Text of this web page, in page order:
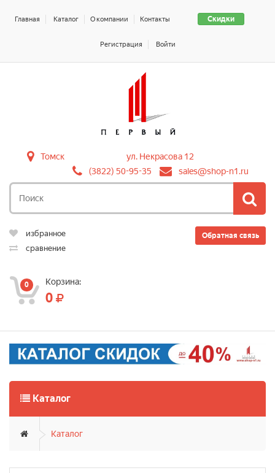
Скидки
Главная Каталог О компании Контакты
Регистрация Войти
Томск
ул. Некрасова 12
(3822) 50-95-35
sales@shop-n1.ru
Обратная связь
избранное
сравнение
0 Корзина:
0
Каталог
Каталог